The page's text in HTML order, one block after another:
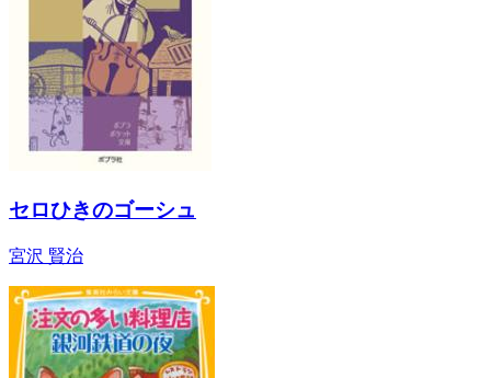
セロひきのゴーシュ
宮沢 賢治